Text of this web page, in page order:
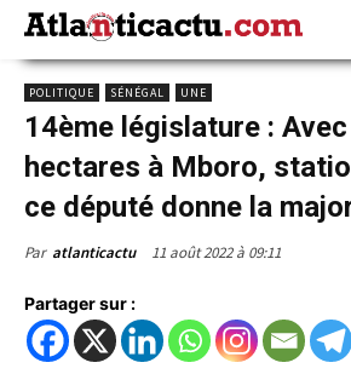
POLITIQUE SÉNÉGAL UNE
14ème législature :
hectares à Mboro,
ce député donne la
Par atlanticactu 11 août 2022 à 09:11
Partager sur :